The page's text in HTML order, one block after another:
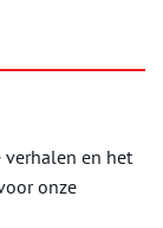
en het
onze